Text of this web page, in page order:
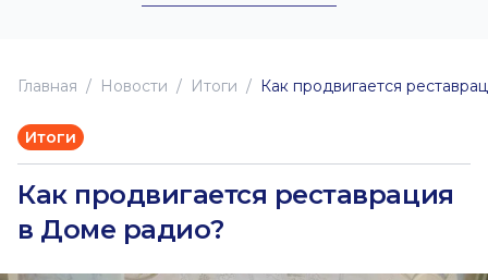
Главная Новоcти Итоги Как продвигается
Итоги
Как продвигается реставрация
в Доме радио?